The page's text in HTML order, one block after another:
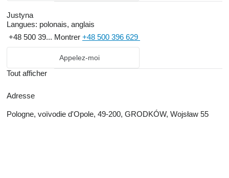
Justyna
Langues: polonais, anglais
+48 500 39... Montrer +48 500 396 629
Appelez-moi
Tout afficher
Adresse
Pologne, voïvodie d'Opole, 49-200, GRODKÓW, Wojsław 55